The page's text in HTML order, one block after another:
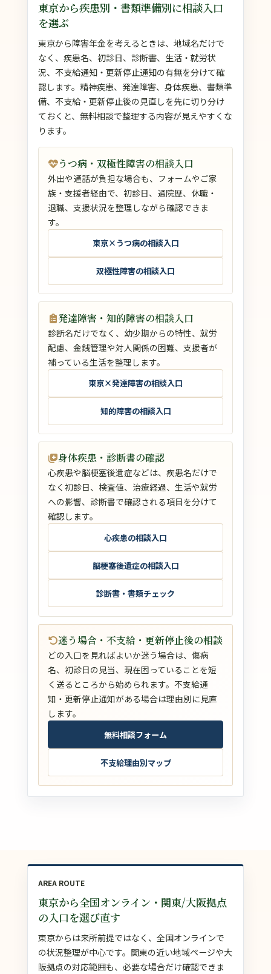
東京から疾患別・書類準備別に相談入口
を選ぶ
東京から障害年金を考えるときは、地域名だけで
なく、疾患名、初診日、診断書、生活・就労状
況、不支給通知・更新停止通知の有無を分けて確
認します。精神疾患、発達障害、身体疾患、書類準
備、不支給・更新停止後の見直しを先に切り分け
ておくと、無料相談で整理する内容が見えやすくな
ります。
うつ病・双極性障害の相談入口
外出や通話が負担な場合も、フォームやご家
族・支援者経由で、初診日、通院歴、休職・
退職、支援状況を整理しながら確認できま
す。
東京×うつ病の相談入口
双極性障害の相談入口
発達障害・知的障害の相談入口
診断名だけでなく、幼少期からの特性、就労
配慮、金銭管理や対人関係の困難、支援者が
補っている生活を整理します。
東京×発達障害の相談入口
知的障害の相談入口
身体疾患・診断書の確認
心疾患や脳梗塞後遺症などは、疾患名だけで
なく初診日、検査値、治療経過、生活や就労
への影響、診断書で確認される項目を分けて
確認します。
心疾患の相談入口
脳梗塞後遺症の相談入口
診断書・書類チェック
迷う場合・不支給・更新停止後の相談
どの入口を見ればよいか迷う場合は、傷病
名、初診日の見当、現在困っていることを短
く送るところから始められます。不支給通
知・更新停止通知がある場合は理由別に見直
します。
無料相談フォーム
不支給理由別マップ
AREA ROUTE
東京から全国オンライン・関東/大阪拠点
の入口を選び直す
東京からは来所前提ではなく、全国オンラインで
の状況整理が中心です。関東の近い地域ページや大
阪拠点の対応範囲も、必要な場合だけ確認できま